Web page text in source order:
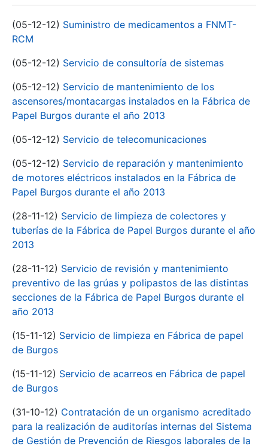
(05-12-12) Suministro de medicamentos a FNMT-
RCM
(05-12-12) Servicio de consultoría de sistemas
(05-12-12) Servicio de mantenimiento de los
ascensores/montacargas instalados en la Fábrica de
Papel Burgos durante el año 2013
(05-12-12) Servicio de telecomunicaciones
(05-12-12) Servicio de reparación y mantenimiento
de motores eléctricos instalados en la Fábrica de
Papel Burgos durante el año 2013
(28-11-12) Servicio de limpieza de colectores y
tuberías de la Fábrica de Papel Burgos durante el año
2013
(28-11-12) Servicio de revisión y mantenimiento
preventivo de las grúas y polipastos de las distintas
secciones de la Fábrica de Papel Burgos durante el
año 2013
(15-11-12) Servicio de limpieza en Fábrica de papel
de Burgos
(15-11-12) Servicio de acarreos en Fábrica de papel
de Burgos
(31-10-12) Contratación de un organismo acreditado
para la realización de auditorías internas del Sistema
de Gestión de Prevención de Riesgos laborales de la